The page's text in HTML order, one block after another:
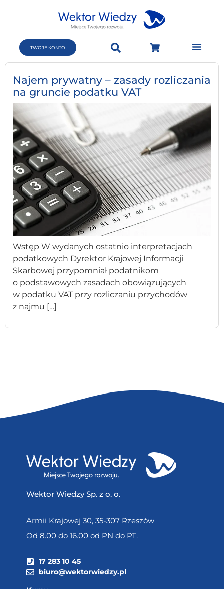
TWOJE KONTO
Najem prywatny – zasady rozliczania
na gruncie podatku VAT
Wstęp W wydanych ostatnio interpretacjach
podatkowych Dyrektor Krajowej Informacji
Skarbowej przypomniał podatnikom
o podstawowych zasadach obowiązujących
w podatku VAT przy rozliczaniu przychodów
z najmu […]
Wektor Wiedzy Sp. z o. o.
Armii Krajowej 30, 35-307 Rzeszów
Od 8.00 do 16.00 od PN do PT.
17 283 10 45
biuro@wektorwiedzy.pl